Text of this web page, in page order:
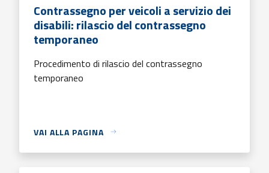
Contrassegno per veicoli a servizio dei
disabili: rilascio del contrassegno
temporaneo
Procedimento di rilascio del contrassegno
temporaneo
VAI ALLA PAGINA